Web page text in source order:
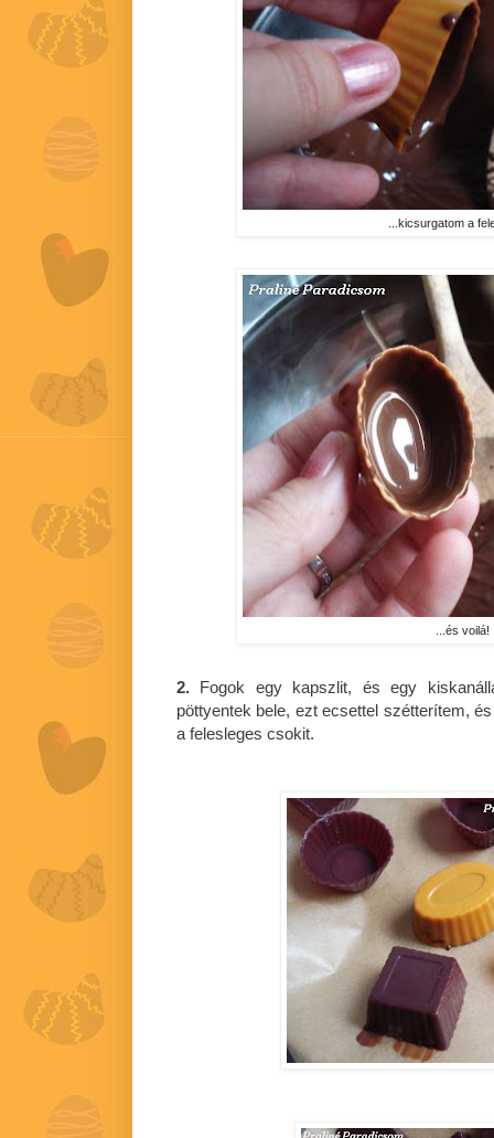
...kicsurgatom a
...és voilá!
2. Fogok egy kapszlit, és egy
pöttyentek bele, ezt ecsettel szétterítem,
a felesleges csokit.